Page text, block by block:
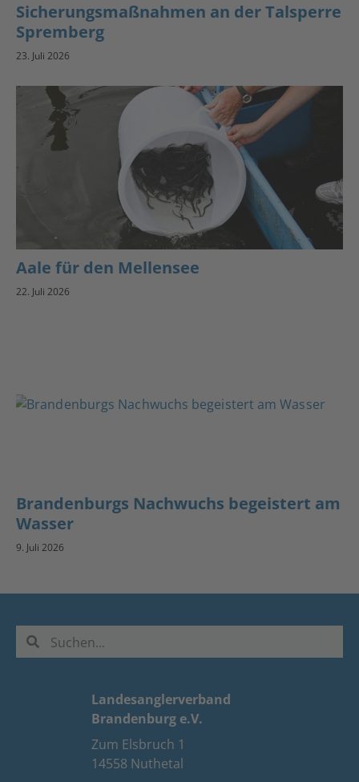
Sicherungsmaßnahmen an der Talsperre
Spremberg
23. Juli 2026
Aale für den Mellensee
22. Juli 2026
Brandenburgs Nachwuchs begeistert am
Wasser
9. Juli 2026
Landesanglerverband
Brandenburg e.V.
Zum Elsbruch 1
14558 Nuthetal